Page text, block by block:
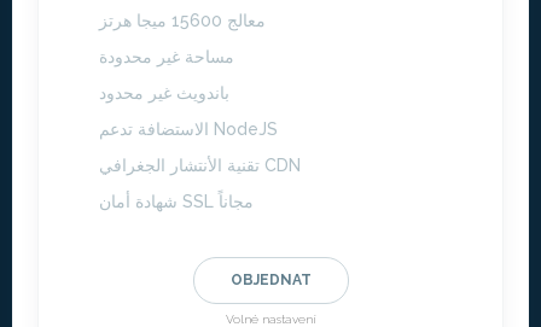
معالج 15600 ميجا هرتز
مساحة غير محدودة
باندويث غير محدود
الاستضافة تدعم NodeJS
تقنية الأنتشار الجغرافي CDN
شهادة أمان SSL مجاناً
OBJEDNAT
Volné nastavení